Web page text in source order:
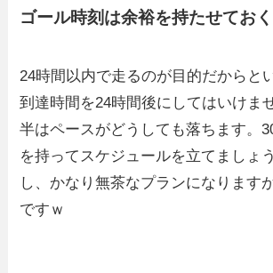
ゴール時刻は余裕を持たせておく
24時間以内で走るのが目的だからと
到達時間を24時間後にしてはいけま
半はペースがどうしても落ちます。
を持ってスケジュールを立てましょ
し、かなり無茶なプランになります
ですｗ